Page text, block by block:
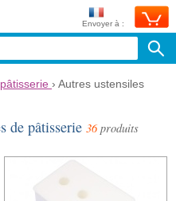
Envoyer à :
› Autres ustensiles
de pâtisserie36produits